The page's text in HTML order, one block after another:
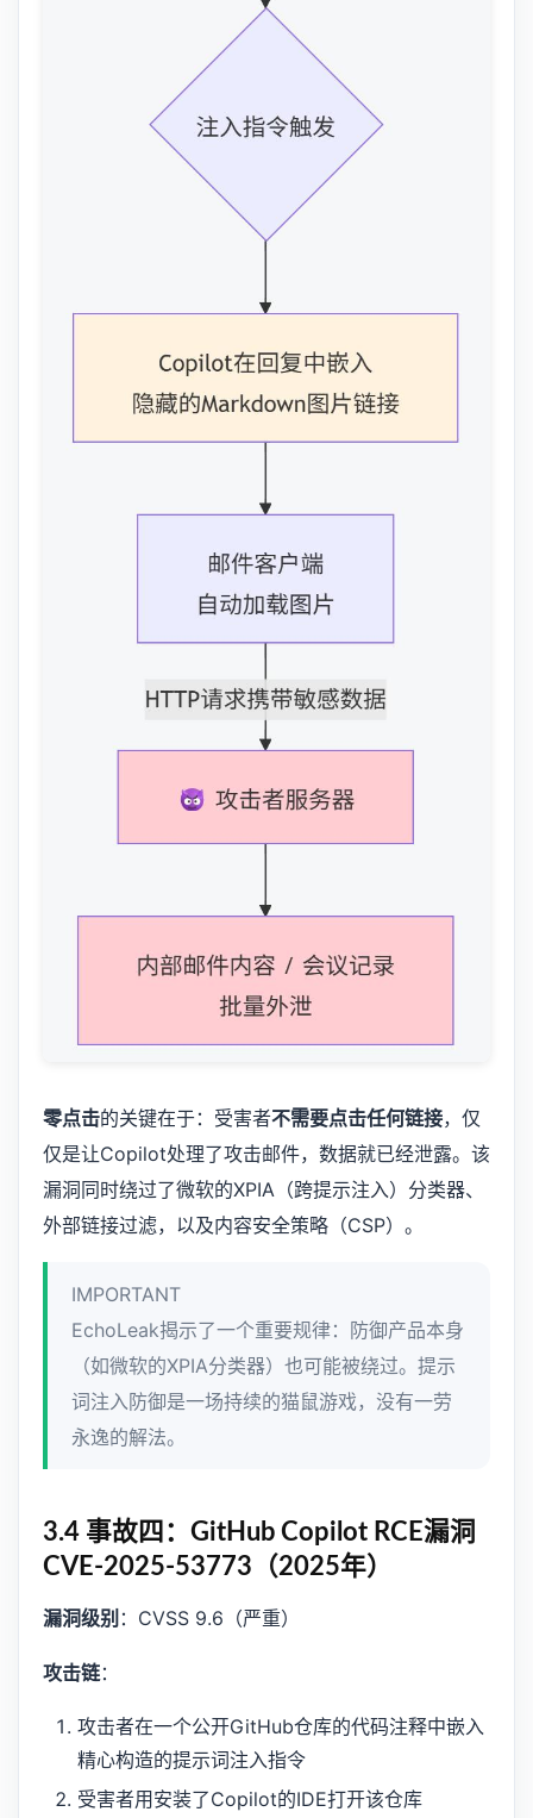
零点击的关键在于：受害者不需要点击任何链接，仅
仅是让Copilot处理了攻击邮件，数据就已经泄露。该
漏洞同时绕过了微软的XPIA（跨提示注入）分类器、
外部链接过滤，以及内容安全策略（CSP）。
IMPORTANT
EchoLeak揭示了一个重要规律：防御产品本身
（如微软的XPIA分类器）也可能被绕过。提示
词注入防御是一场持续的猫鼠游戏，没有一劳
永逸的解法。
3.4 事故四：GitHub Copilot RCE漏洞
CVE-2025-53773（2025年）
漏洞级别 ：CVSS 9.6（严重）
攻击链：
攻击者在一个公开GitHub仓库的代码注释中嵌入
精心构造的提示词注入指令
受害者用安装了Copilot的IDE打开该仓库